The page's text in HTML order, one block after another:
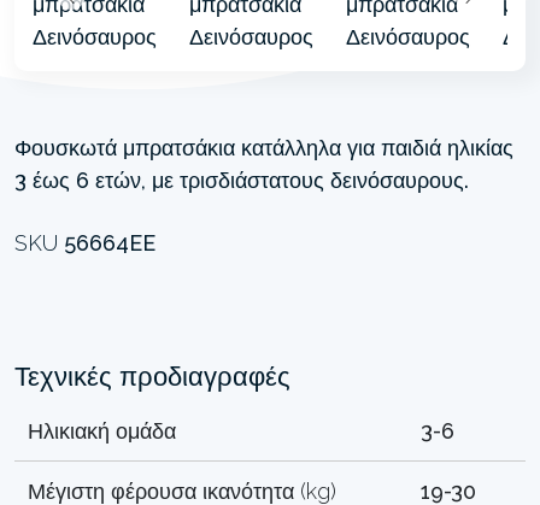
Φουσκωτά μπρατσάκια κατάλληλα για παιδιά ηλικίας
3 έως 6 ετών, με τρισδιάστατους δεινόσαυρους.
SKU 56664EE
Τεχνικές προδιαγραφές
Ηλικιακή ομάδα 3-6
Μέγιστη φέρουσα ικανότητα (kg) 19-30